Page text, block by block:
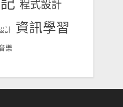
程式設計
計 資訊學習
樂